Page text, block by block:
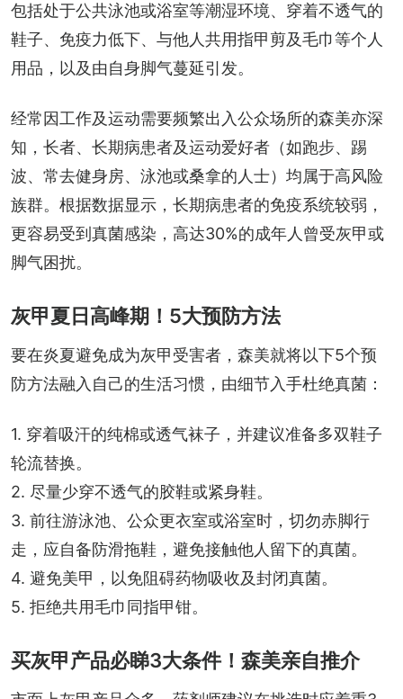
包括处于公共泳池或浴室等潮湿环境、穿着不透气的
鞋子、免疫力低下、与他人共用指甲剪及毛巾等个人
用品，以及由自身脚气蔓延引发。
经常因工作及运动需要频繁出入公众场所的森美亦深
知，长者、长期病患者及运动爱好者（如跑步、踢
波、常去健身房、泳池或桑拿的人士）均属于高风险
族群。根据数据显示，长期病患者的免疫系统较弱，
更容易受到真菌感染，高达30%的成年人曾受灰甲或
脚气困扰。
灰甲夏日高峰期！5大预防方法
要在炎夏避免成为灰甲受害者，森美就将以下5个预
防方法融入自己的生活习惯，由细节入手杜绝真菌：
1. 穿着吸汗的纯棉或透气袜子，并建议准备多双鞋子
轮流替换。
2. 尽量少穿不透气的胶鞋或紧身鞋。
3. 前往游泳池、公众更衣室或浴室时，切勿赤脚行
走，应自备防滑拖鞋，避免接触他人留下的真菌。
4. 避免美甲，以免阻碍药物吸收及封闭真菌。
5. 拒绝共用毛巾同指甲钳。
买灰甲产品必睇3大条件！森美亲自推介